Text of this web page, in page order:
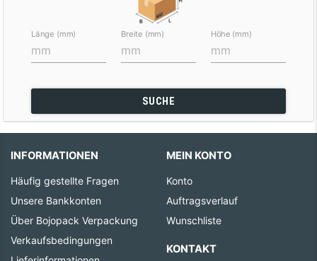
Länge (mm) Breite (mm) Höhe (mm)
SUCHE
INFORMATIONEN
Häufig gestellte Fragen
Unsere Bankkonten
Über Bojopack Verpackung
Verkaufsbedingungen
MEIN KONTO
Konto
Auftragsverlauf
Wunschliste
KONTAKT